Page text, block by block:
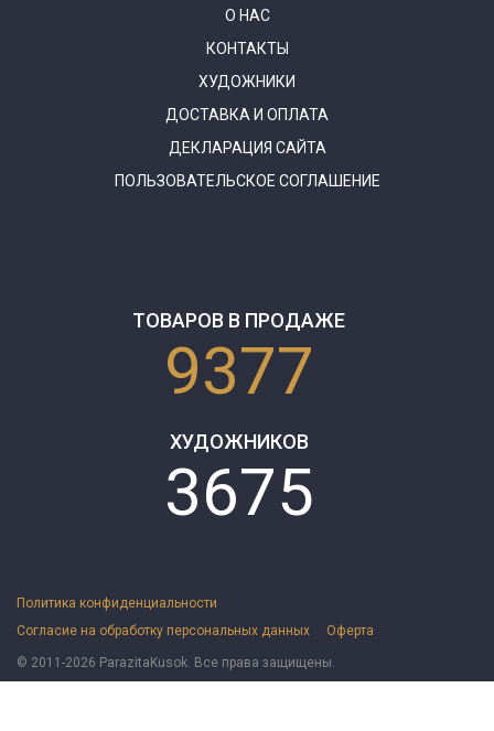
О НАС
КОНТАКТЫ
ХУДОЖНИКИ
ДОСТАВКА И ОПЛАТА
ДЕКЛАРАЦИЯ САЙТА
ПОЛЬЗОВАТЕЛЬСКОЕ СОГЛАШЕНИЕ
ТОВАРОВ В ПРОДАЖЕ
9377
ХУДОЖНИКОВ
3675
Политика конфиденциальности
Согласие на обработку персональных данных
Оферта
© 2011-2026 ParazitaKusok. Все права защищены.